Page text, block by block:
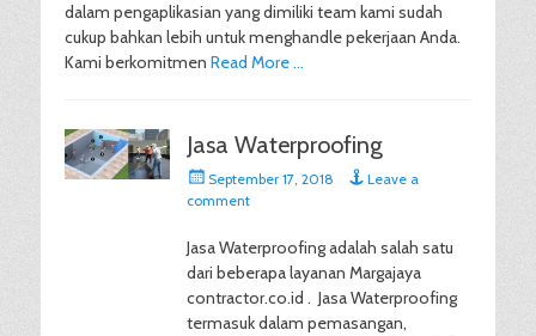
dalam pengaplikasian yang dimiliki team kami sudah
cukup bahkan lebih untuk menghandle pekerjaan Anda.
Kami berkomitmen Read More …
Jasa Waterproofing
Posted
on
September 17, 2018
Leave a
comment
Jasa Waterproofing adalah salah satu
dari beberapa layanan Margajaya
contractor.co.id . Jasa Waterproofing
termasuk dalam pemasangan,